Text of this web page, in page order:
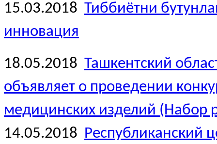
15.03.2018 Тиббиётни
инновация
18.05.2018 Ташкентский
объявляет о проведении
медицинских изделий (Набор
14.05.2018 Республиканский